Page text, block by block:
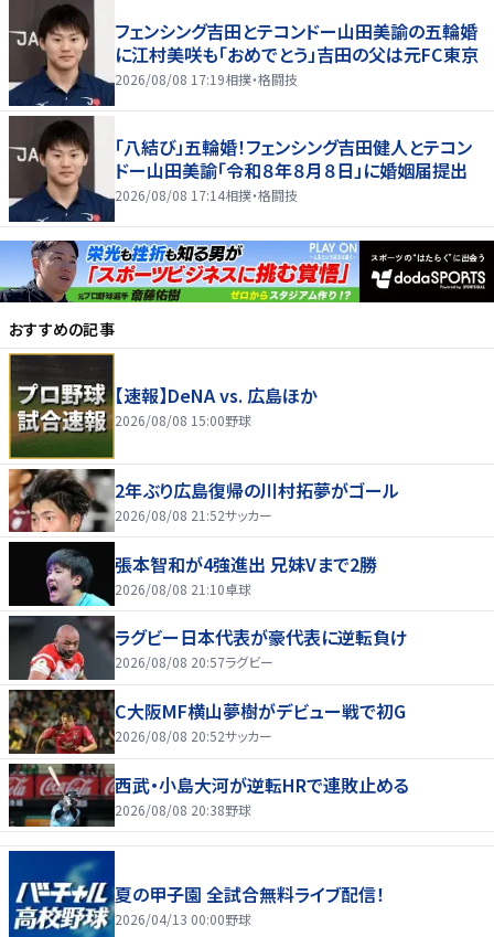
フェンシング吉田とテコンドー山田美諭の五輪婚
に江村美咲も「おめでとう」吉田の父は元FC東京
2026/08/08 17:19相撲・格闘技
「八結び」五輪婚！フェンシング吉田健人とテコン
ドー山田美諭「令和８年８月８日」に婚姻届提出
2026/08/08 17:14相撲・格闘技
おすすめの記事
【速報】DeNA vs. 広島ほか
2026/08/08 15:00野球
2年ぶり広島復帰の川村拓夢がゴール
2026/08/08 21:52サッカー
張本智和が4強進出 兄妹Vまで2勝
2026/08/08 21:10卓球
ラグビー日本代表が豪代表に逆転負け
2026/08/08 20:57ラグビー
C大阪MF横山夢樹がデビュー戦で初G
2026/08/08 20:52サッカー
西武・小島大河が逆転HRで連敗止める
2026/08/08 20:38野球
夏の甲子園 全試合無料ライブ配信！
2026/04/13 00:00野球